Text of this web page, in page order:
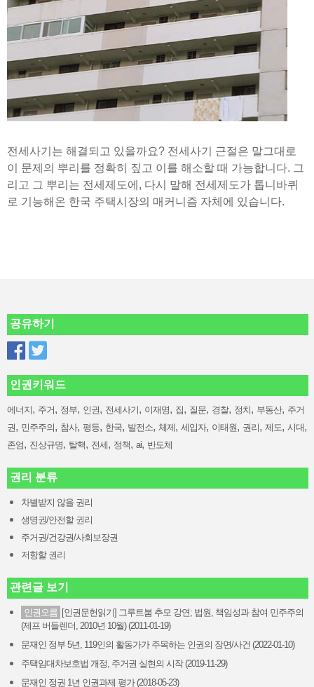
전세사기는 해결되고 있을까요? 전세사기 근절은 말그대로
이 문제의 뿌리를 정확히 짚고 이를 해소할 때 가능합니다. 그
리고 그 뿌리는 전세제도에, 다시 말해 전세제도가 톱니바퀴
로 기능해온 한국 주택시장의 매커니즘 자체에 있습니다.
공유하기
인권키워드
에너지, 주거, 정부, 인권, 전세사기, 이재명, 집, 질문, 경찰, 정치, 부동산, 주거
권, 민주주의, 참사, 평등, 한국, 발전소, 체제, 세입자, 이태원, 권리, 제도, 시대,
존엄, 진상규명, 탈핵, 전세, 정책, ai, 반도체
권리 분류
차별받지 않을 권리
생명권/안전할 권리
주거권/건강권/사회보장권
저항할 권리
관련글 보기
인권오름 [인권문헌읽기] 그루트붐 추모 강연; 법원, 책임성과 참여 민주주의
(제프 버들렌더, 2010년 10월) (2011-01-19)
문재인 정부 5년, 119인의 활동가가 주목하는 인권의 장면/사건 (2022-01-10)
주택임대차보호법 개정, 주거권 실현의 시작 (2019-11-29)
문재인 정권 1년 인권과제 평가 (2018-05-23)